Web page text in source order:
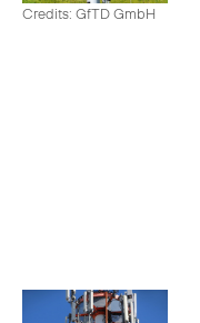
Credits: GfTD GmbH